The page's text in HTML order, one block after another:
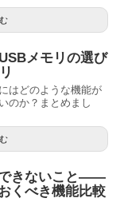
メモリの選び
はどのような機能が
のか？まとめまし
きないこと——
くべき機能比較